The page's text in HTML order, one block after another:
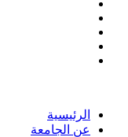
الرئيسية
عن الجامعة